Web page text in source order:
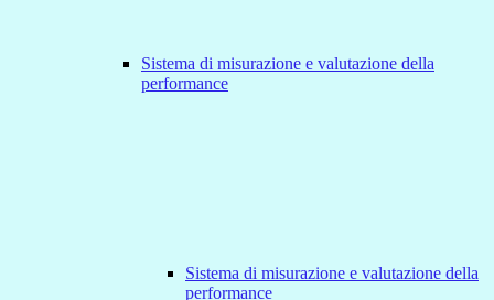
Sistema di misurazione e valutazione della
performance
Sistema di misurazione e valutazione della
performance